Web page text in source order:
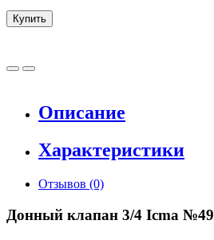
Купить
Описание
Характеристики
Отзывов (0)
Донный клапан 3/4 Icma №49